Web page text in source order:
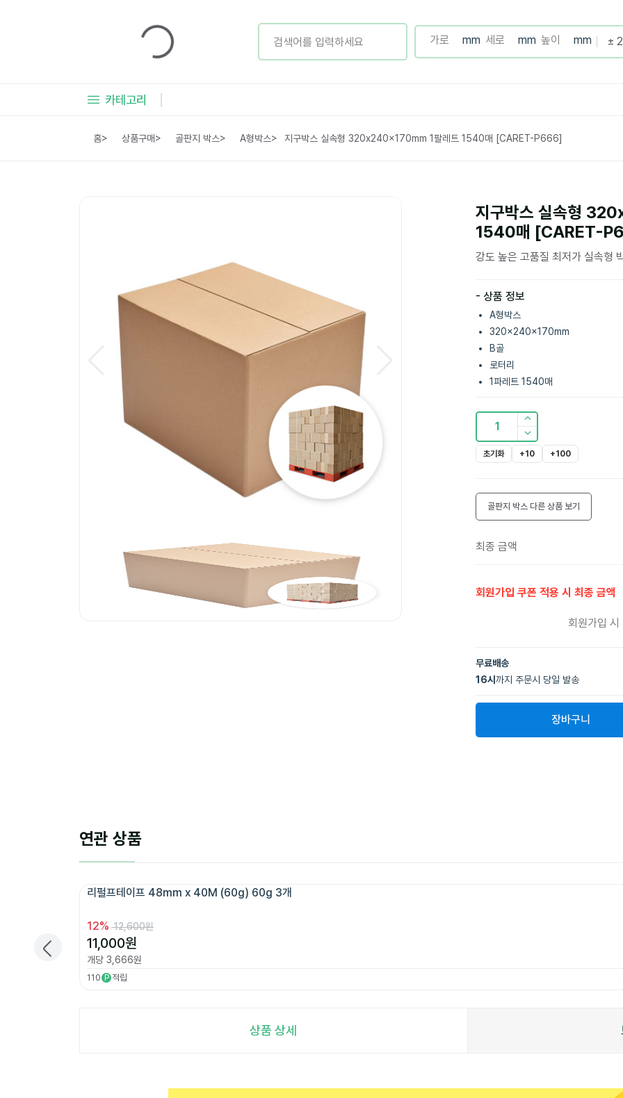
카테고리
홈> 상품구매> 골판지 박스> A형박스> 지구박스 실속형 320x240x170mm 1팔레트 1540매 [CARET-P666]
지구박스 실속형
1540매 [CARET-
강도 높은 고품질 최저가 실속형
- 상품 정보
A형박스
320x240x170mm
B골
로터리
1파레트 1540매
1
초기화 +10 +100
골판지 박스 다른 상품 보기
최종 금액
회원가입 쿠폰 적용 시 최종 금액
회원가입
무료배송
16시 까지 주문시 당일 발송
장바구니
연관 상품
12% 12,600원
11,000원
개당 3,666원
110 P 적립
상품 상세